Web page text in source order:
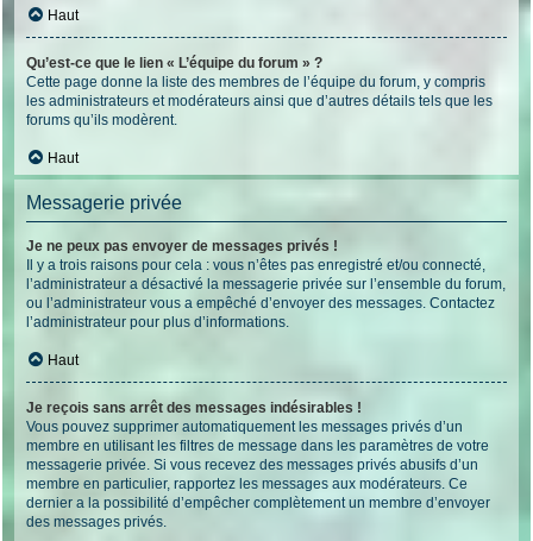
Haut
Qu’est-ce que le lien « L’équipe du forum » ?
Cette page donne la liste des membres de l’équipe du forum, y compris
les administrateurs et modérateurs ainsi que d’autres détails tels que les
forums qu’ils modèrent.
Haut
Messagerie privée
Je ne peux pas envoyer de messages privés !
Il y a trois raisons pour cela : vous n’êtes pas enregistré et/ou connecté,
l’administrateur a désactivé la messagerie privée sur l’ensemble du forum,
ou l’administrateur vous a empêché d’envoyer des messages. Contactez
l’administrateur pour plus d’informations.
Haut
Je reçois sans arrêt des messages indésirables !
Vous pouvez supprimer automatiquement les messages privés d’un
membre en utilisant les filtres de message dans les paramètres de votre
messagerie privée. Si vous recevez des messages privés abusifs d’un
membre en particulier, rapportez les messages aux modérateurs. Ce
dernier a la possibilité d’empêcher complètement un membre d’envoyer
des messages privés.